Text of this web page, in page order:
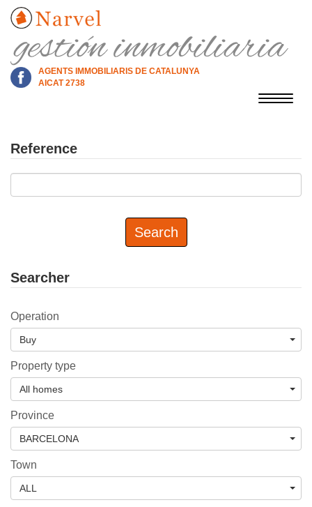
AGENTS IMMOBILIARIS DE CATALUNYA
AICAT 2738
Toggle
Reference
Search
Searcher
Operation
Buy
Property type
All homes
Province
BARCELONA
Town
ALL